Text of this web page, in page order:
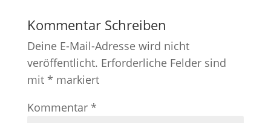
Kommentar Schreiben
Deine E-Mail-Adresse wird nicht
veröffentlicht. Erforderliche Felder sind
mit * markiert
Kommentar *